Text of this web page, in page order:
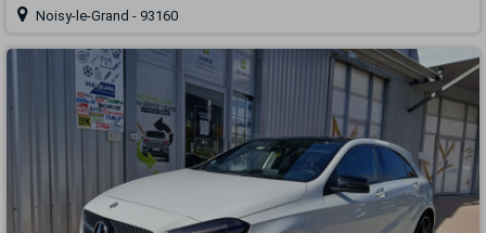
Noisy-le-Grand - 93160